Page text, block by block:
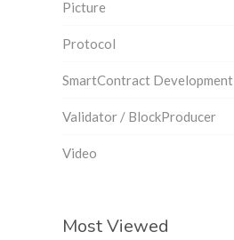
Picture
Protocol
SmartContract Development
Validator / BlockProducer
Video
Most Viewed